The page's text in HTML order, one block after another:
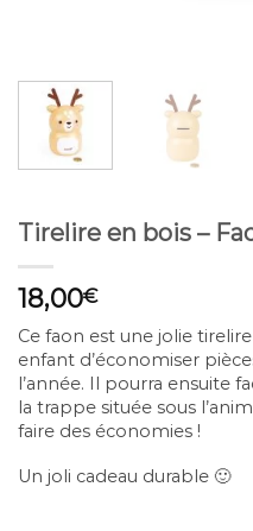
Tirelire en bois –
18,00€
Ce faon est une jolie
enfant d’économiser
l’année. Il pourra ensuite
la trappe située sous
faire des économies !
Un joli cadeau durable 🙂